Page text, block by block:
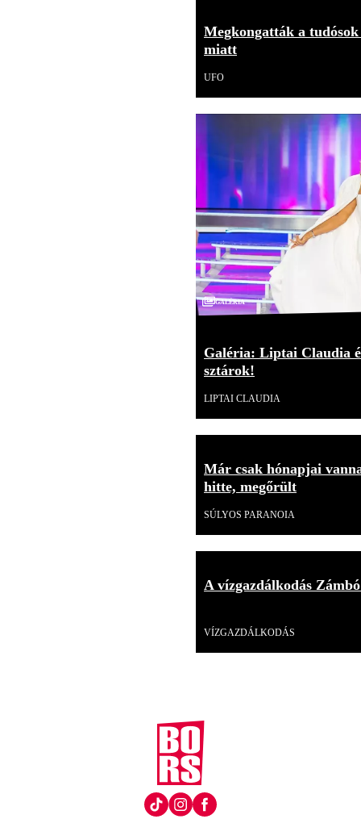
Megkongatták a
miatt
UFO
Galéria
Galéria: Liptai Claudia
sztárok!
LIPTAI CLAUDIA
Már csak hónapjai
hitte, megőrült
SÚLYOS PARANOIA
A vízgazdálkodás
VÍZGAZDÁLKODÁS